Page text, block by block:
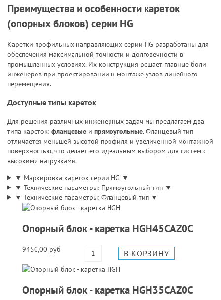
Преимущества и особенности кареток
(опорных блоков) серии HG
Каретки профильных направляющих серии HG разработаны для
обеспечения максимальной точности и долговечности в
промышленных условиях. Их конструкция решает главные боли
инженеров при проектировании и монтаже узлов линейного
перемещения.
Доступные типы кареток
Для решения различных инженерных задач мы предлагаем два
типа кареток: фланцевые и прямоугольные. Фланцевый тип
отличается меньшей высотой профиля и увеличенной монтажной
поверхностью, что делает его идеальным выбором для систем с
высокими нагрузками.
▼ Маркировка кареток серии HG ▼
▼ Технические параметры: Прямоугольный тип ▼
▼ Технические параметры: Фланцевый тип ▼
Опорный блок - каретка HGH45CAZ0C
9450,00 руб
Опорный блок - каретка HGH35CAZ0C